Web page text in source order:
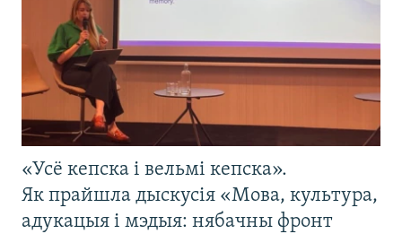
«Усё кепска і вельмі кепска».
Як прайшла дыскусія «Мова, культура,
адукацыя і мэдыя: нябачны фронт